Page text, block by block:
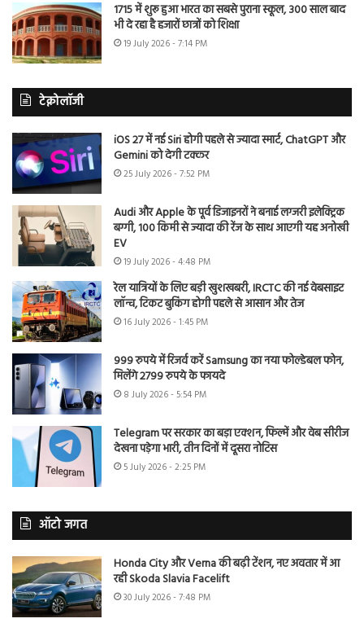
1715 में शुरू हुआ भारत का सबसे पुराना स्कूल, 300 साल बाद
भी दे रहा है हजारों छात्रों को शिक्षा
19 July 2026 - 7:14 PM
टेक्नोलॉजी
iOS 27 में नई Siri होगी पहले से ज्यादा स्मार्ट, ChatGPT और
Gemini को देगी टक्कर
25 July 2026 - 7:52 PM
Audi और Apple के पूर्व डिजाइनरों ने बनाई लग्जरी इलेक्ट्रिक
बग्गी, 100 किमी से ज्यादा की रेंज के साथ आएगी यह अनोखी
EV
19 July 2026 - 4:48 PM
रेल यात्रियों के लिए बड़ी खुशखबरी, IRCTC की नई वेबसाइट
लॉन्च, टिकट बुकिंग होगी पहले से आसान और तेज
16 July 2026 - 1:45 PM
999 रुपये में रिजर्व करें Samsung का नया फोल्डेबल फोन,
मिलेंगे 2799 रुपये के फायदे
8 July 2026 - 5:54 PM
Telegram पर सरकार का बड़ा एक्शन, फिल्में और वेब सीरीज
देखना पड़ेगा भारी, तीन दिनों में दूसरा नोटिस
5 July 2026 - 2:25 PM
ऑटो जगत
Honda City और Verna की बढ़ी टेंशन, नए अवतार में आ
रही Skoda Slavia Facelift
30 July 2026 - 7:48 PM